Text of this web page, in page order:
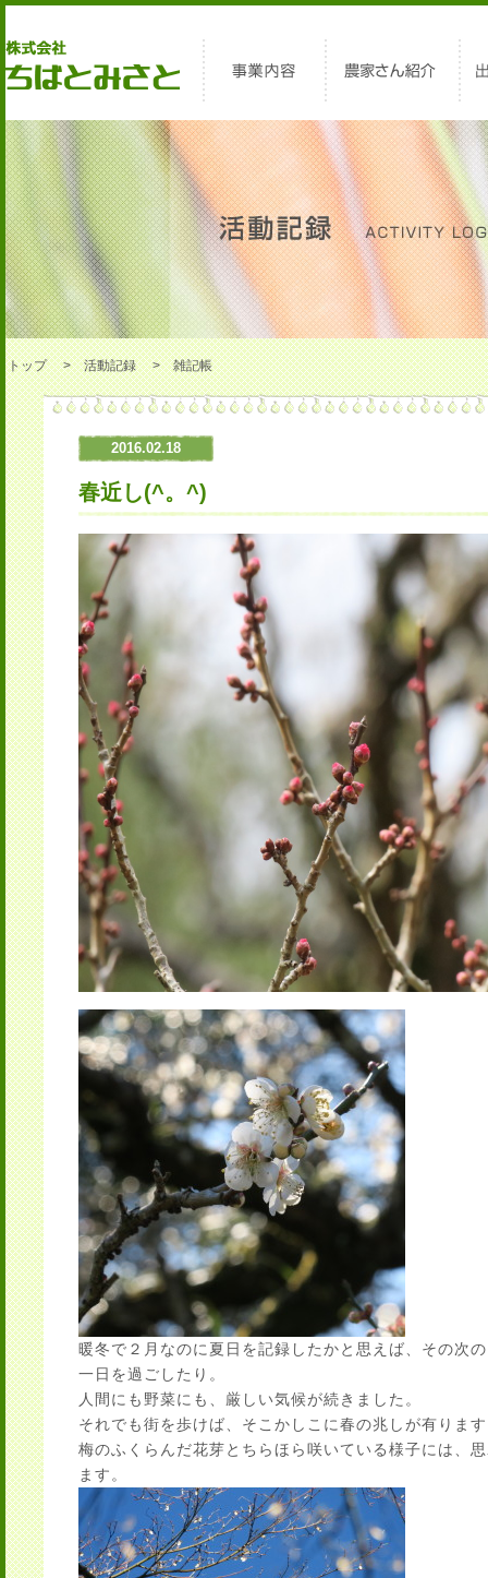
トップ 活動記録 雑記帳
2016.02.18
春近し(^。^)
暖冬で２月なのに夏日を記録したかと思えば、その次
一日を過ごしたり。
人間にも野菜にも、厳しい気候が続きました。
それでも街を歩けば、そこかしこに春の兆しが有りま
梅のふくらんだ花芽とちらほら咲いている様子には、
ます。